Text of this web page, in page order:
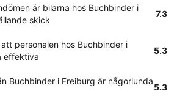
är bilarna hos Buchbinder i
skick
7.3
personalen hos Buchbinder i
effektiva
5.3
Buchbinder i Freiburg är någorlunda
5.3